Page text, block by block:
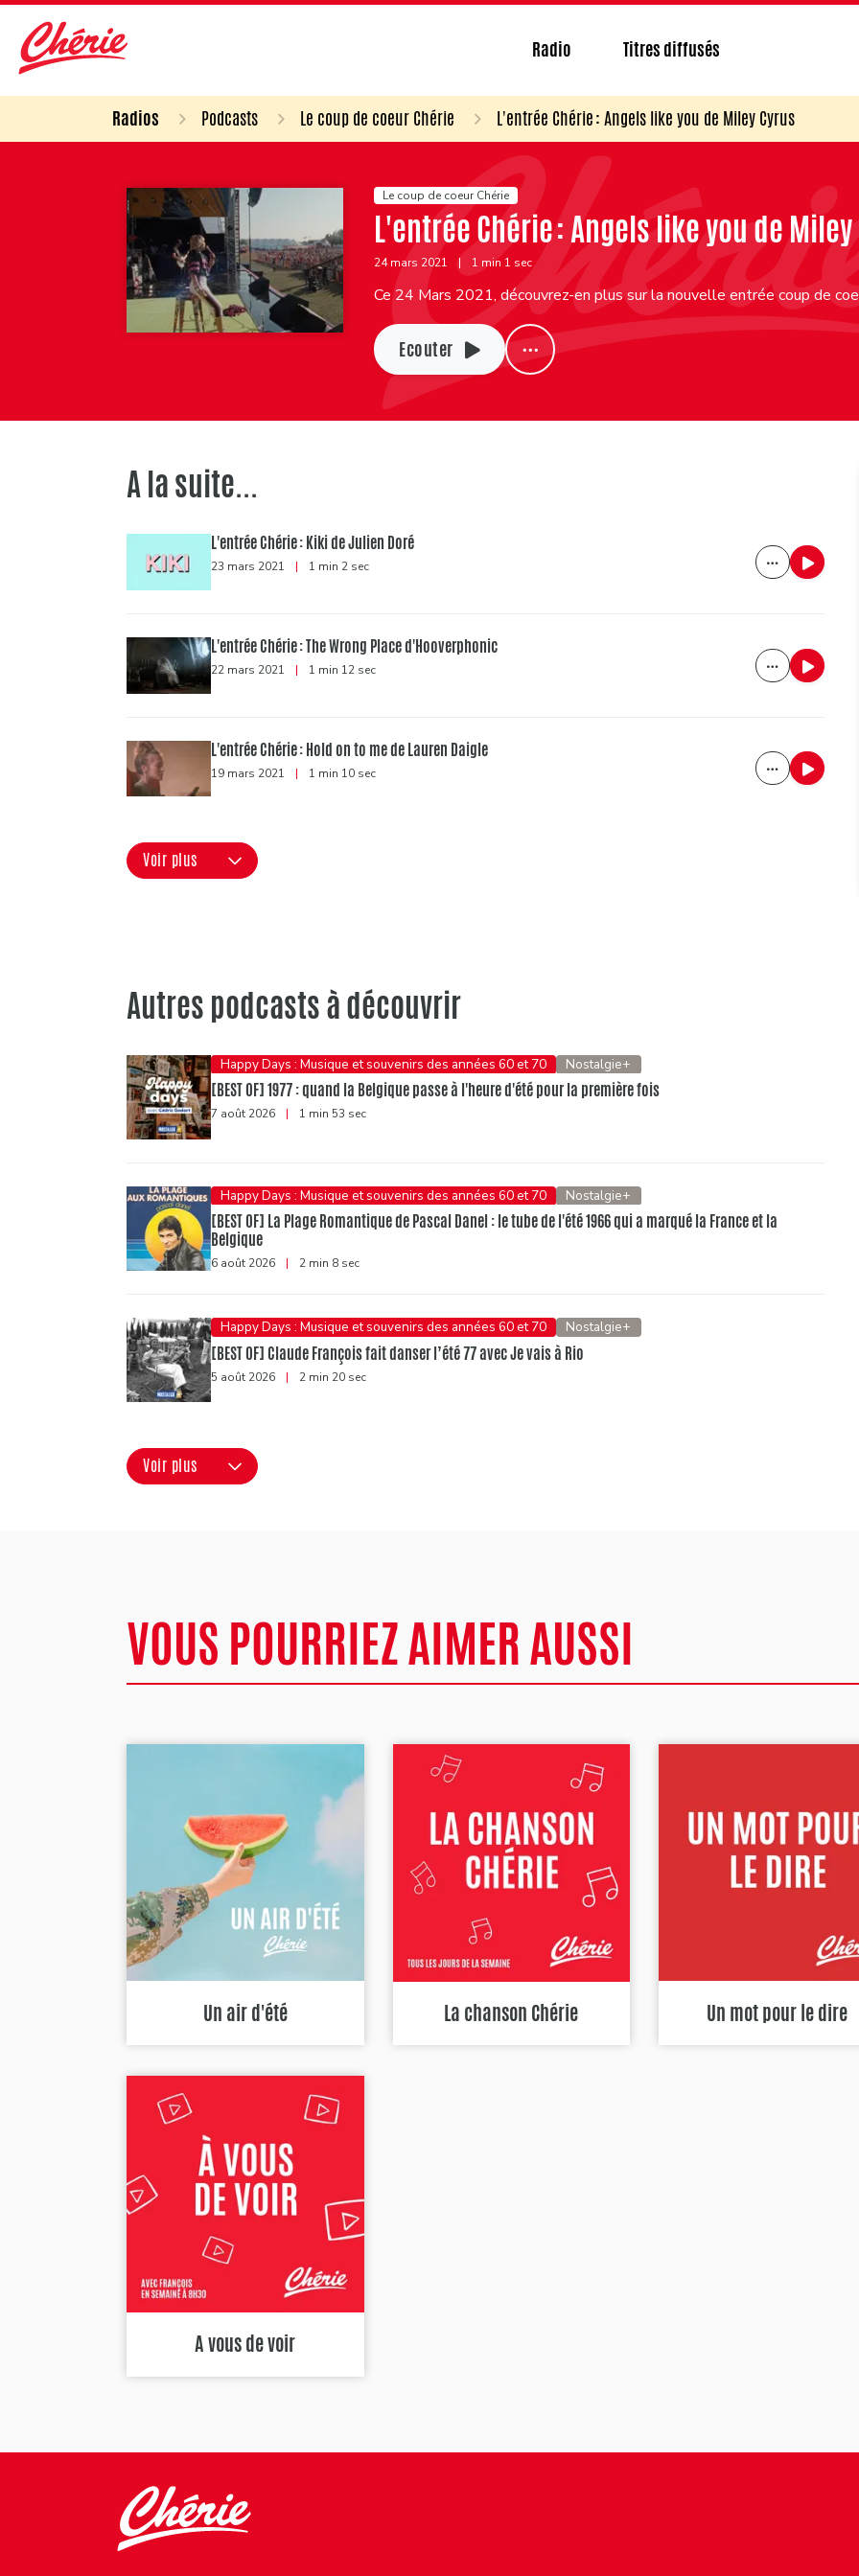
Radio Titres diffusés
Radios Podcasts Le coup de coeur Chérie L'entrée Chérie : Angels like you de Miley Cyrus
Le coup de coeur Chérie
L'entrée Chérie : Angels like you de Miley
24 mars 2021 | 1 min 1 sec
Ce 24 Mars 2021, découvrez-en plus sur la nouvelle entrée coup de
Ecouter
A la suite...
L'entrée Chérie : Kiki de Julien Doré
23 mars 2021 | 1 min 2 sec
L'entrée Chérie : The Wrong Place d'Hooverphonic
22 mars 2021 | 1 min 12 sec
L'entrée Chérie : Hold on to me de Lauren Daigle
19 mars 2021 | 1 min 10 sec
Voir plus
Autres podcasts à découvrir
Happy Days : Musique et souvenirs des années 60 et 70 Nostalgie+
[BEST OF] 1977 : quand la Belgique passe à l'heure d'été pour la première fois
7 août 2026 | 1 min 53 sec
Happy Days : Musique et souvenirs des années 60 et 70 Nostalgie+
[BEST OF] La Plage Romantique de Pascal Danel : le tube de l'été 1966 qui a marqué la France et la
Belgique
6 août 2026 | 2 min 8 sec
Happy Days : Musique et souvenirs des années 60 et 70 Nostalgie+
[BEST OF] Claude François fait danser l’été 77 avec Je vais à Rio
5 août 2026 | 2 min 20 sec
Voir plus
VOUS POURRIEZ AIMER AUSSI
Un air d'été La chanson Chérie Un mot pour le dire
A vous de voir